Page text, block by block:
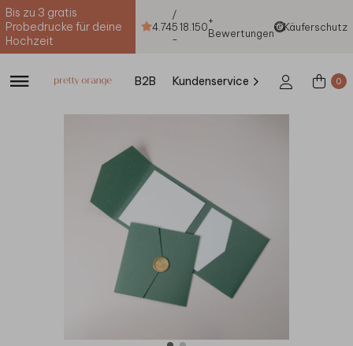
Bis zu 3 gratis
Probedrucke für deine
Hochzeit
4.74
/
5
-
18.150+
Bewertungen
Käuferschutz
B2B Kundenservice 0